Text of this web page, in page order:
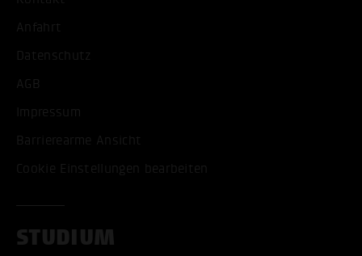
Anfahrt
Datenschutz
AGB
Impressum
Barrierearme Ansicht
Cookie Einstellungen bearbeiten
STUDIUM